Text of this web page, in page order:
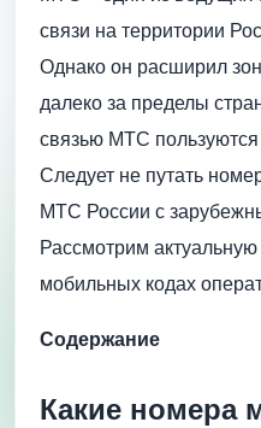
связи на территории
Однако он расширил
далеко за пределы
связью МТС
Следует не путать
МТС России с
Рассмотрим
мобильных кодах
Содержание
Какие номера